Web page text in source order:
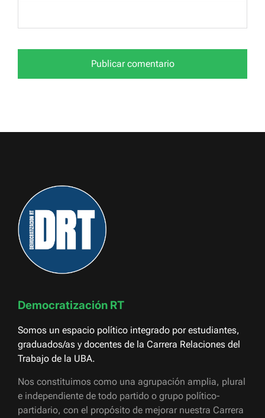
Democratización RT
Somos un espacio político integrado por estudiantes,
graduados/as y docentes de la Carrera Relaciones del
Trabajo de la UBA.
Nos constituimos como una agrupación amplia, plural
e independiente de todo partido o grupo político-
partidario, con el propósito de mejorar nuestra Carrera